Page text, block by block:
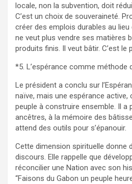
locale, non la subvention, doit
C’est un choix de souveraineté.
créer des emplois durables au lieu
ne veut plus vendre ses matières
produits finis. Il veut bâtir. C’est le
*5. L’espérance comme méthode
Le président a conclu sur
naïve, mais une espérance active,
peuple à construire ensemble. Il a
ancêtres, à la mémoire des
attend des outils pour s’épanouir.
Cette dimension spirituelle donne
discours. Elle rappelle que
réconcilier une Nation avec son
“Faisons du Gabon un peuple